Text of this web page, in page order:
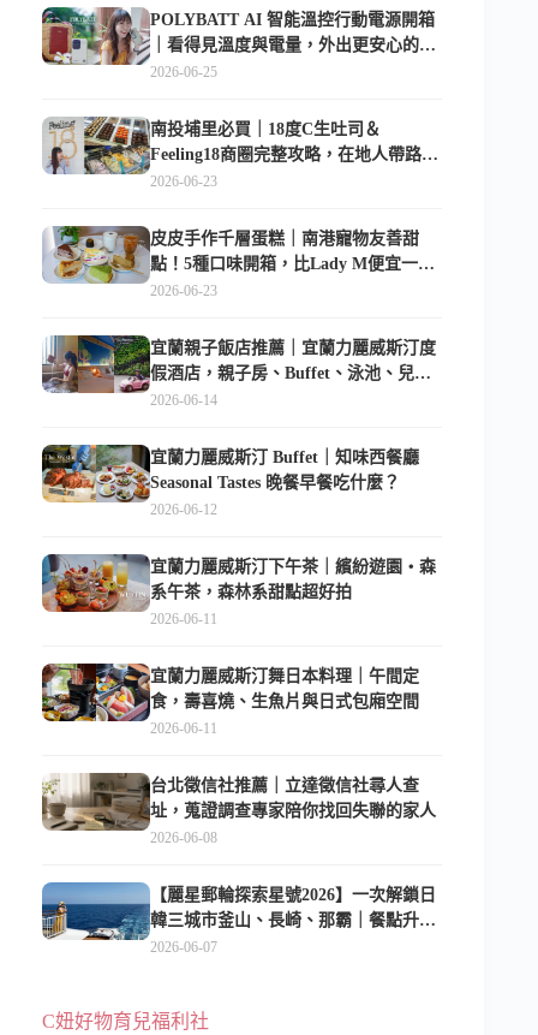
POLYBATT AI 智能溫控行動電源開箱
｜看得見溫度與電量，外出更安心的
10000mAh 行動電源
2026-06-25
南投埔里必買｜18度C生吐司＆
Feeling18商圈完整攻略，在地人帶路這
樣逛
2026-06-23
皮皮手作千層蛋糕｜南港寵物友善甜
點！5種口味開箱，比Lady M便宜一半
的台北隱藏版
2026-06-23
宜蘭親子飯店推薦｜宜蘭力麗威斯汀度
假酒店，親子房、Buffet、泳池、兒童
俱樂部超適合放電
2026-06-14
宜蘭力麗威斯汀 Buffet｜知味西餐廳
Seasonal Tastes 晚餐早餐吃什麼？
2026-06-12
宜蘭力麗威斯汀下午茶｜繽紛遊園・森
系午茶，森林系甜點超好拍
2026-06-11
宜蘭力麗威斯汀舞日本料理｜午間定
食，壽喜燒、生魚片與日式包廂空間
2026-06-11
台北徵信社推薦｜立達徵信社尋人查
址，蒐證調查專家陪你找回失聯的家人
2026-06-08
【麗星郵輪探索星號2026】一次解鎖日
韓三城市釜山、長崎、那霸｜餐點升
級、表演更新、船上慶生超難忘
2026-06-07
C妞好物育兒福利社